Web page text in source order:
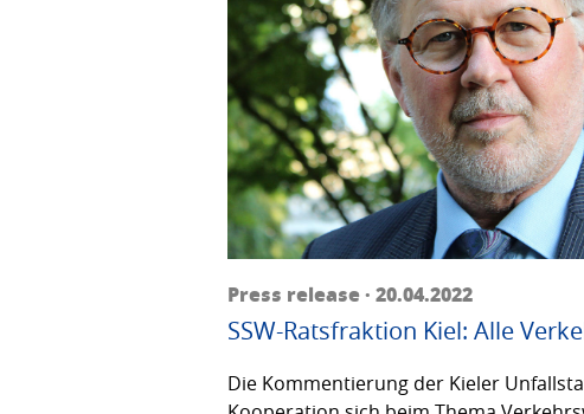
Press release · 20.04.2022
SSW-Ratsfraktion Kiel: Alle
Die Kommentierung der Kieler